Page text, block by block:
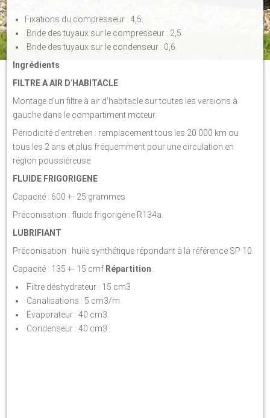
Fixations du compresseur : 4,5.
Bride des tuyaux sur le compresseur : 2,5.
Bride des tuyaux sur le condenseur : 0,6.
Ingrédients
FILTRE A AIR D' HABITACLE
Montage d'un filtre à air d'habitacle sur toutes les versions à
gauche dans le compartiment moteur.
Périodicité d'entretien : remplacement tous les 20 000 km ou
tous les 2 ans et plus fréquemment pour une circulation en
région poussiéreuse.
FLUIDE FRIGORIGENE
Capacité : 600 +- 25 grammes.
Préconisation : fluide frigorigène R134a.
LUBRIFIANT
Préconisation : huile synthétique répondant à la référence SP 10.
Capacité : 135 +- 15 cmf Répartition :
Filtre déshydrateur : 15 cm3.
Canalisations : 5 cm3/m.
Évaporateur : 40 cm3.
Condenseur : 40 cm3